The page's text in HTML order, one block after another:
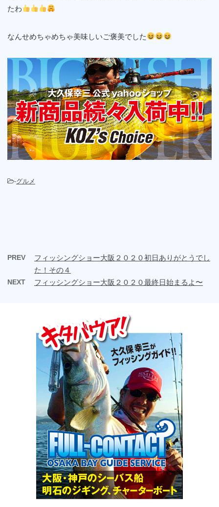
たわ
なんせめちゃめちゃ美味しいご褒美でした
-グルメ
PREV
フィッシングショー大阪２０２０初日ありがとうでし
た！その４
NEXT フィッシングショー大阪２０２０最終日始まるよ〜